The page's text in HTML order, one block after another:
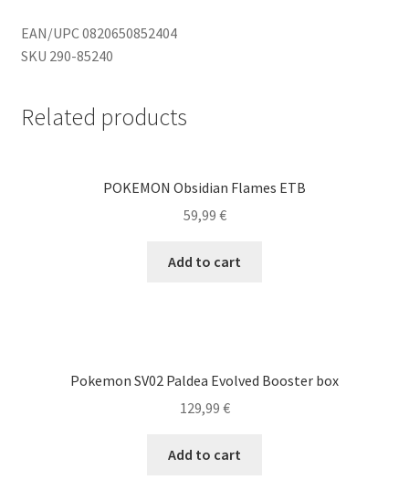
EAN/UPC 0820650852404
SKU 290-85240
Related products
POKEMON Obsidian Flames ETB
59,99 €
Add to cart
Pokemon SV02 Paldea Evolved Booster box
129,99 €
Add to cart